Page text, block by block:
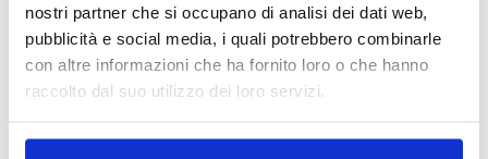
nostri partner che si occupano di analisi dei dati web,
pubblicità e social media, i quali potrebbero combinarle
con altre informazioni che ha fornito loro o che hanno
raccolto dal suo utilizzo dei loro servizi.